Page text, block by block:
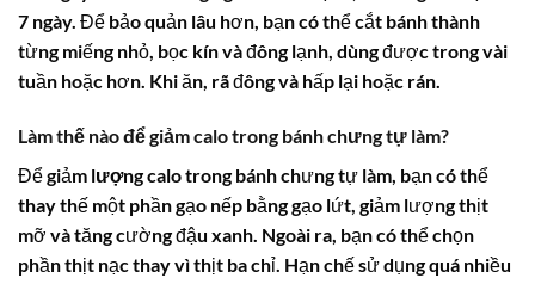
7 ngày. Để bảo quản lâu hơn, bạn có thể cắt bánh thành
từng miếng nhỏ, bọc kín và đông lạnh, dùng được trong vài
tuần hoặc hơn. Khi ăn, rã đông và hấp lại hoặc rán.
Làm thế nào để giảm calo trong bánh chưng tự làm?
Để giảm lượng calotrong bánh chưng tự làm, bạn có thể
thay thế một phần gạo nếp bằng gạo lứt, giảm lượng thịt
mỡ và tăng cường đậu xanh. Ngoài ra, bạn có thể chọn
phần thịt nạc thay vì thịt ba chỉ. Hạn chế sử dụng quá nhiều